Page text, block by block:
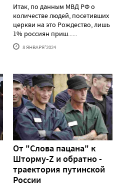
Итак, по данным МВД РФ о
количестве людей, посетивших
церкви на это Рождество, лишь
1% россиян приш......
8 ЯНВАРЯ'2024
От "Слова пацана" к
Шторму-Z и обратно -
траектория путинской
России